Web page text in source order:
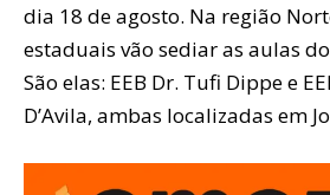
dia 18 de agosto. Na região
estaduais vão sediar as aulas
São elas: EEB Dr. Tufi Dippe e
D’Avila, ambas localizadas em